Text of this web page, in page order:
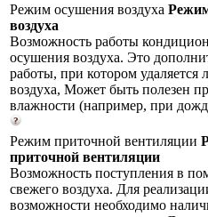
Режим осушения воздуха
воздуха
Возможность работы
осушения воздуха. Это
работы, при котором удаляется
воздуха, Может быть полезен
влажности (например, при
Режим приточной вентиляции
приточной вентиляции
Возможность поступления в
свежего воздуха. Для
возможности необходимо